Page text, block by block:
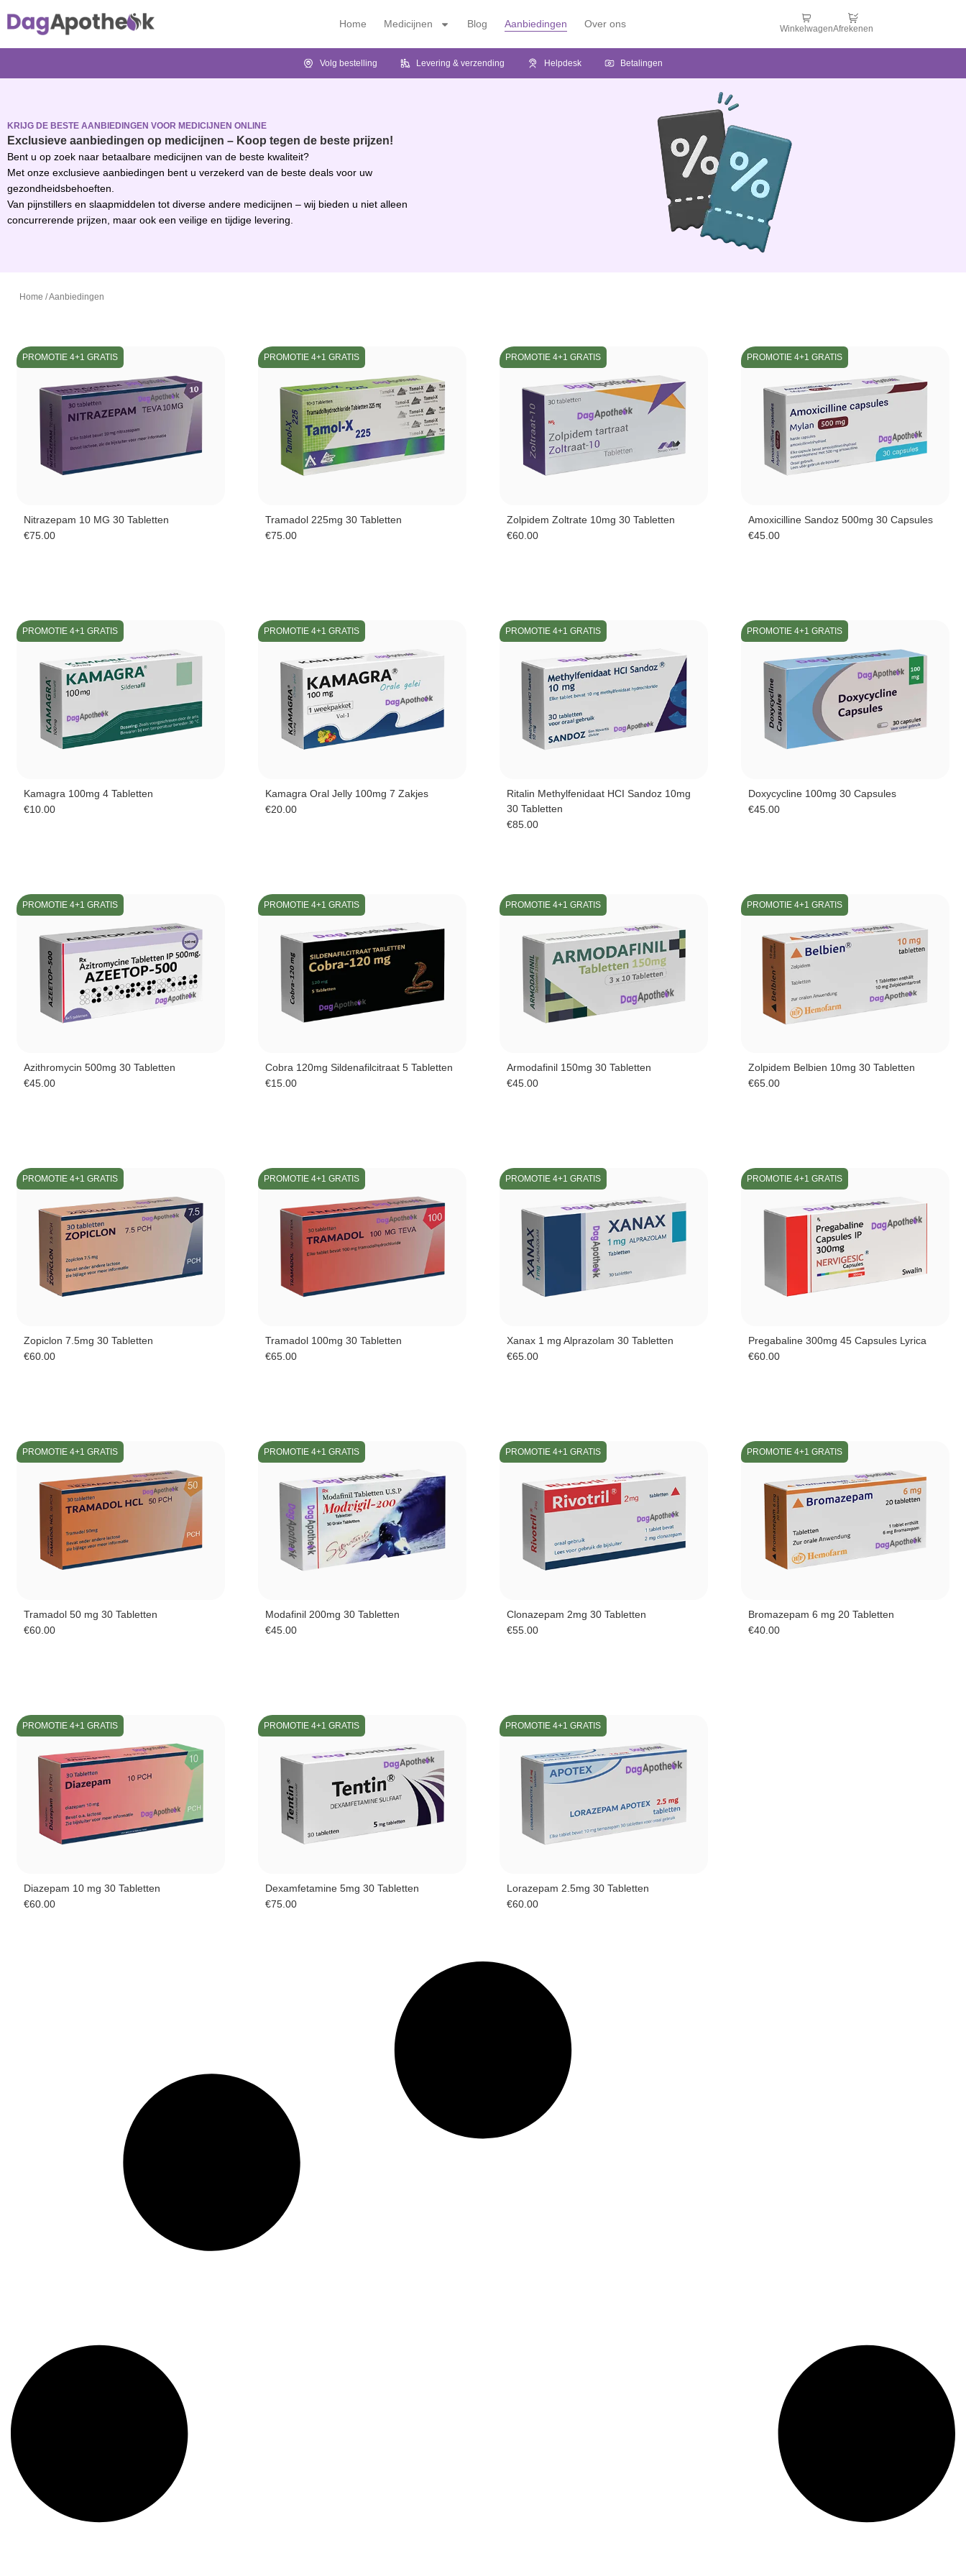
Home Medicijnen Blog Aanbiedingen Over ons WinkelwagenAfrekenen
Volg bestelling Levering & verzending Helpdesk Betalingen
KRIJG DE BESTE AANBIEDINGEN VOOR MEDICIJNEN ONLINE
Exclusieve aanbiedingen op medicijnen – Koop tegen de beste prijzen!
Bent u op zoek naar betaalbare medicijnen van de beste kwaliteit?
Met onze exclusieve aanbiedingen bent u verzekerd van de beste deals voor uw
gezondheidsbehoeften.
Van pijnstillers en slaapmiddelen tot diverse andere medicijnen – wij bieden u niet alleen
concurrerende prijzen, maar ook een veilige en tijdige levering.
Home /Aanbiedingen
PROMOTIE 4+1 GRATIS
Nitrazepam 10 MG 30 Tabletten
€75.00
PROMOTIE 4+1 GRATIS
Tramadol 225mg 30 Tabletten
€75.00
PROMOTIE 4+1 GRATIS
Zolpidem Zoltrate 10mg 30 Tabletten
€60.00
PROMOTIE 4+1 GRATIS
Amoxicilline Sandoz 500mg 30 Capsules
€45.00
PROMOTIE 4+1 GRATIS
Kamagra 100mg 4 Tabletten
€10.00
PROMOTIE 4+1 GRATIS
Kamagra Oral Jelly 100mg 7 Zakjes
€20.00
PROMOTIE 4+1 GRATIS
Ritalin Methylfenidaat HCI Sandoz 10mg
30 Tabletten
€85.00
PROMOTIE 4+1 GRATIS
Doxycycline 100mg 30 Capsules
€45.00
PROMOTIE 4+1 GRATIS
Azithromycin 500mg 30 Tabletten
€45.00
PROMOTIE 4+1 GRATIS
Cobra 120mg Sildenafilcitraat 5 Tabletten
€15.00
PROMOTIE 4+1 GRATIS
Armodafinil 150mg 30 Tabletten
€45.00
PROMOTIE 4+1 GRATIS
Zolpidem Belbien 10mg 30 Tabletten
€65.00
PROMOTIE 4+1 GRATIS
Zopiclon 7.5mg 30 Tabletten
€60.00
PROMOTIE 4+1 GRATIS
Tramadol 100mg 30 Tabletten
€65.00
PROMOTIE 4+1 GRATIS
Xanax 1 mg Alprazolam 30 Tabletten
€65.00
PROMOTIE 4+1 GRATIS
Pregabaline 300mg 45 Capsules Lyrica
€60.00
PROMOTIE 4+1 GRATIS
Tramadol 50 mg 30 Tabletten
€60.00
PROMOTIE 4+1 GRATIS
Modafinil 200mg 30 Tabletten
€45.00
PROMOTIE 4+1 GRATIS
Clonazepam 2mg 30 Tabletten
€55.00
PROMOTIE 4+1 GRATIS
Bromazepam 6 mg 20 Tabletten
€40.00
PROMOTIE 4+1 GRATIS
Diazepam 10 mg 30 Tabletten
€60.00
PROMOTIE 4+1 GRATIS
Dexamfetamine 5mg 30 Tabletten
€75.00
PROMOTIE 4+1 GRATIS
Lorazepam 2.5mg 30 Tabletten
€60.00